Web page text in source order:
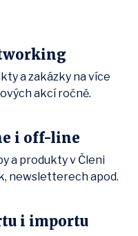
a zakázky na více
akcí ročně.
i off-line
a produkty v Členi
newsletterech apod.
i importu